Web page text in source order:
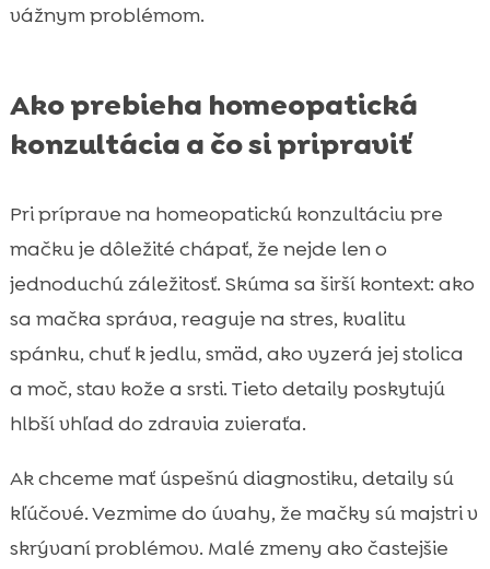
vážnym problémom.
Ako prebieha homeopatická
konzultácia a čo si pripraviť
Pri príprave na homeopatickú konzultáciu pre
mačku je dôležité chápať, že nejde len o
jednoduchú záležitosť. Skúma sa širší kontext: ako
sa mačka správa, reaguje na stres, kvalitu
spánku, chuť k jedlu, smäd, ako vyzerá jej stolica
a moč, stav kože a srsti. Tieto detaily poskytujú
hlbší vhľad do zdravia zvieraťa.
Ak chceme mať úspešnú diagnostiku, detaily sú
kľúčové. Vezmime do úvahy, že mačky sú majstri v
skrývaní problémov. Malé zmeny ako častejšie